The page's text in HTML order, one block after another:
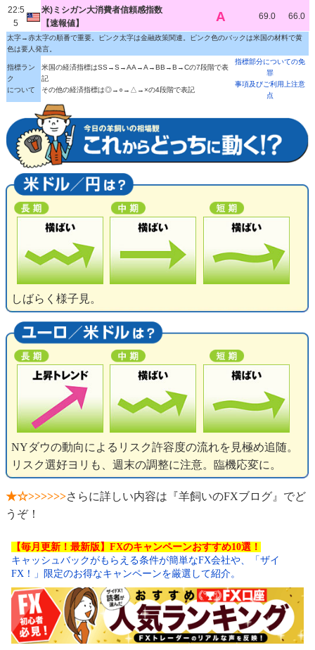
22:5
5
米)ミシガン大消費者信頼感指数
【速報値】
A 69.0 66.0
太字→赤太字の順番で重要。ピンク太字は金融政策関連。ピンク色のバックは米国の材料で黄
色は要人発言。
指標ラン
ク
について
米国の経済指標はSS→S→AA→A→BB→B→Cの7段階で表
記
その他の経済指標は◎→○→△→×の4段階で表記
指標部分についての免
罪
事項及びご利用上注意
点
しばらく様子見。
NYダウの動向によるリスク許容度の流れを見極め追随。
リスク選好ヨリも、週末の調整に注意。臨機応変に。
★☆>>>>>>さらに詳しい内容は『羊飼いのFXブログ』でど
うぞ！
【毎月更新！最新版】FXのキャンペーンおすすめ10選！
キャッシュバックがもらえる条件が簡単なFX会社や、「ザイ
FX！」限定のお得なキャンペーンを厳選して紹介。